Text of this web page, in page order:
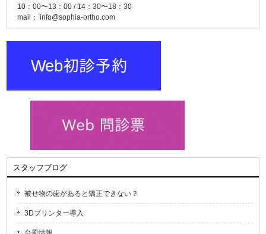
10：00〜13：00 / 14：30〜18：30
mail：info@sophia-ortho.com
スタッフブログ
被せ物の歯があると矯正できない？
3Dプリンター導入